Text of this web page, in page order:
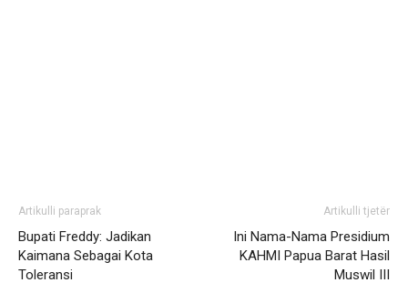
Artikulli paraprak
Bupati Freddy: Jadikan
Kaimana Sebagai Kota
Toleransi
Artikulli tjetër
Ini Nama-Nama Presidium
KAHMI Papua Barat Hasil
Muswil III